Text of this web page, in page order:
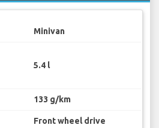
Minivan
5.4 l
133 g/km
Front wheel drive